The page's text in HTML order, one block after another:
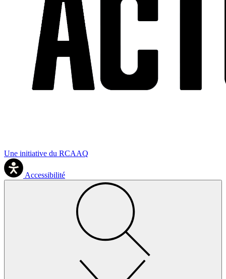
Une initiative du RCAAQ
Accessibilité